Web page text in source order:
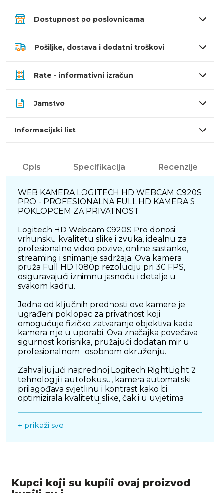
Dostupnost po poslovnicama
Pošiljke, dostava i dodatni troškovi
Rate - informativni izračun
Jamstvo
Informacijski list
Opis Specifikacija Recenzije
WEB KAMERA LOGITECH HD WEBCAM C920S
PRO - PROFESIONALNA FULL HD KAMERA S
POKLOPCEM ZA PRIVATNOST
Logitech HD Webcam C920S Pro donosi
vrhunsku kvalitetu slike i zvuka, idealnu za
profesionalne video pozive, online sastanke,
streaming i snimanje sadržaja. Ova kamera
pruža Full HD 1080p rezoluciju pri 30 FPS,
osiguravajući iznimnu jasnoću i detalje u
svakom kadru.
Jedna od ključnih prednosti ove kamere je
ugrađeni poklopac za privatnost koji
omogućuje fizičko zatvaranje objektiva kada
kamera nije u uporabi. Ova značajka povećava
sigurnost korisnika, pružajući dodatan mir u
profesionalnom i osobnom okruženju.
Zahvaljujući naprednoj Logitech RightLight 2
tehnologiji i autofokusu, kamera automatski
prilagođava svjetlinu i kontrast kako bi
optimizirala kvalitetu slike, čak i u uvjetima
ovu kameru odličnim izborom za grupne
poboljšavajući kvalitetu govora. Ovo je
+ prikaži sve
Kupci koji su kupili ovaj proizvod